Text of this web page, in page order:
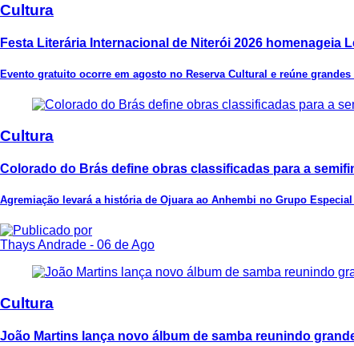
Cultura
Festa Literária Internacional de Niterói 2026 homenageia
Evento gratuito ocorre em agosto no Reserva Cultural e reúne
Cultura
Colorado do Brás define obras classificadas para a
Agremiação levará a história de Ojuara ao Anhembi no Grupo
Thays Andrade - 06 de Ago
Cultura
João Martins lança novo álbum de samba reunindo